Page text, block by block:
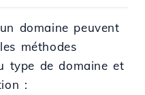
domaine peuvent
méthodes
type de domaine et
: